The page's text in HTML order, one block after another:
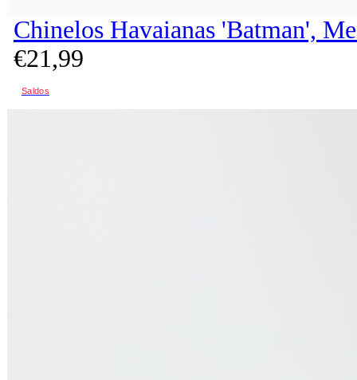
Chinelos Havaianas 'Batman',
€21,99
Saldos